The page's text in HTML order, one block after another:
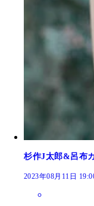
デジタル
デジタル
杉作J太郎
呂布カルマ
杉作J太郎&呂布
2023年08月11日